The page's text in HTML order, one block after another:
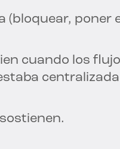
(bloquear, poner
cuando los